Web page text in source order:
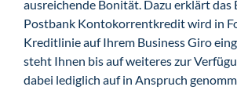
ausreichende Bonität. Dazu erklärt das
Postbank Kontokorrentkredit wird in
Kreditlinie auf Ihrem Business Giro
steht Ihnen bis auf weiteres zur
dabei lediglich auf in Anspruch